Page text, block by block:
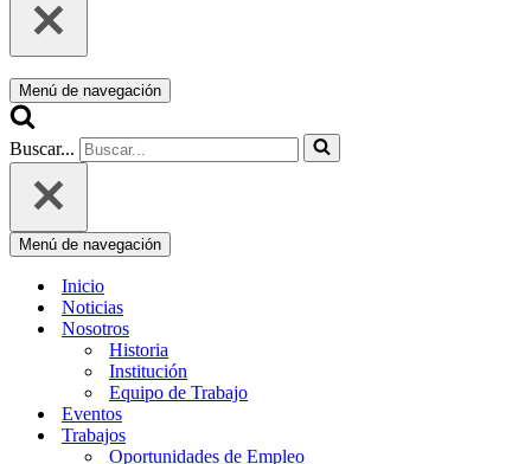
Menú de navegación
Buscar...
Menú de navegación
Inicio
Noticias
Nosotros
Historia
Institución
Equipo de Trabajo
Eventos
Trabajos
Oportunidades de Empleo